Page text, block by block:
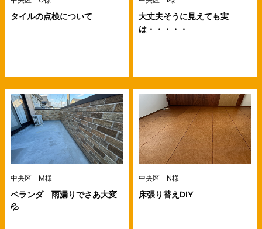
タイルの点検について
大丈夫そうに見えても実
は・・・・・
中央区 M様
ベランダ 雨漏りでさあ大変
💦
中央区 N様
床張り替えDIY